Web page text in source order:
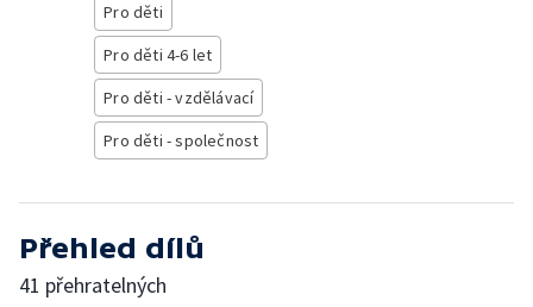
Pro děti
Pro děti 4-6 let
Pro děti - vzdělávací
Pro děti - společnost
Přehled dílů
41 přehratelných